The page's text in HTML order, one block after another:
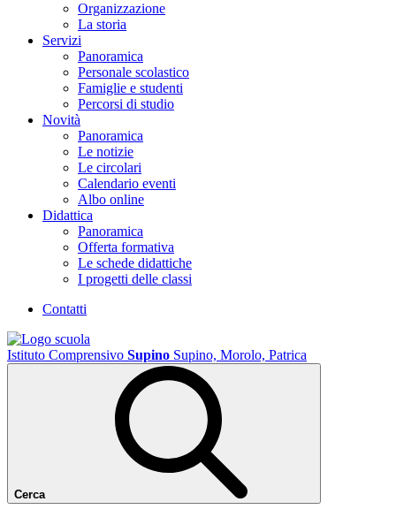
Organizzazione
La storia
Servizi
Panoramica
Personale scolastico
Famiglie e studenti
Percorsi di studio
Novità
Panoramica
Le notizie
Le circolari
Calendario eventi
Albo online
Didattica
Panoramica
Offerta formativa
Le schede didattiche
I progetti delle classi
Contatti
Istituto Comprensivo Supino Supino, Morolo, Patrica
Cerca